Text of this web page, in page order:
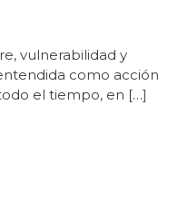
vulnerabilidad y
como acción
el tiempo, en […]